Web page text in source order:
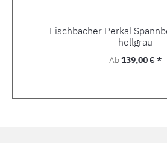
Fischbacher Perkal
hellgrau
Regulärer Preis:
Ab139,00 € *